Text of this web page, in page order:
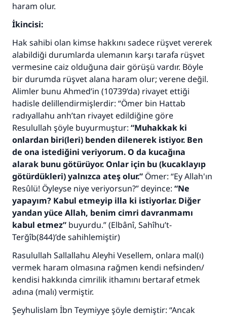
haram olur.
İkincisi:
Hak sahibi olan kimse hakkını sadece rüşvet vererek
alabildiği durumlarda ulemanın karşı tarafa rüşvet
vermesine caiz olduğuna dair görüşü vardır. Böyle
bir durumda rüşvet alana haram olur; verene değil.
Alimler bunu Ahmed’in (10739’da) rivayet ettiği
hadisle delillendirmişlerdir: “Ömer bin Hattab
radıyallahu anh’tan rivayet edildiğine göre
Resulullah şöyle buyurmuştur: “Muhakkak ki
onlardan biri(leri) benden dilenerek istiyor. Ben
de ona istediğini veriyorum. O da kucağına
alarak bunu götürüyor. Onlar için bu (kucaklayıp
götürdükleri) yalnızca ateş olur.” Ömer: “Ey Allah'ın
Resûlü! Öyleyse niye veriyorsun?” deyince: “Ne
yapayım? Kabul etmeyip illa ki istiyorlar. Diğer
yandan yüce Allah, benim cimri davranmamı
kabul etmez” buyurdu.” (Elbânî, Sahîhu’t-
Terğîb(844)’de sahihlemiştir)
Rasulullah Sallallahu Aleyhi Vesellem, onlara mal(ı)
vermek haram olmasına rağmen kendi nefsinden/
kendisi hakkında cimrilik ithamını bertaraf etmek
adına (malı) vermiştir.
Şeyhulislam İbn Teymiyye şöyle demiştir: “Ancak